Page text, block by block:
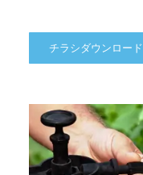
チラシダウンロード